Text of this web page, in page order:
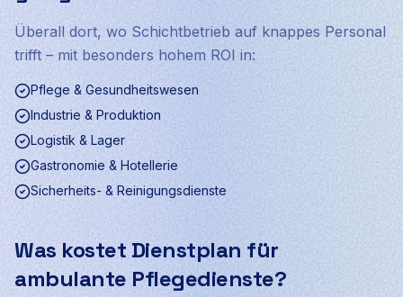
Überall dort, wo Schichtbetrieb auf knappes Personal
trifft – mit besonders hohem ROI in:
Pflege & Gesundheitswesen
Industrie & Produktion
Logistik & Lager
Gastronomie & Hotellerie
Sicherheits- & Reinigungsdienste
Was kostet Dienstplan für
ambulante Pflegedienste?